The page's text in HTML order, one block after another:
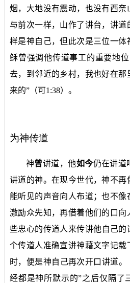
烟，大地没有震动，也没有西
与前次一样，山作了讲台，讲道
样是神自己，但此次是三位一
稣曾强调他传道事工的重要地
去，到邻近的乡村，我也好在
来的”（可1:38）。
为神传道
神曾讲道，他如今仍在讲道
讲道的神。在现今世代，神不
能听见的声音向人布道；也不
激励众先知，再借着他们的口
些忠心的传道人来传讲他自己
个传道人准确宣讲神藉文字记
时，便是神自己再次开口讲道。
经都是神所默示的”之后仅隔了